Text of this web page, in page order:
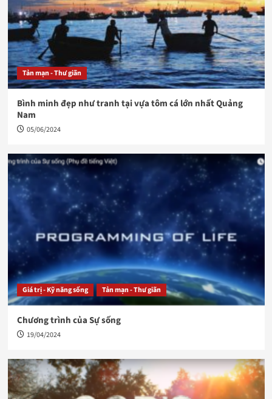
Tản mạn - Thư giãn
Bình minh đẹp như tranh tại vựa tôm cá lớn nhất Quảng
Nam
05/06/2024
Giá trị - Kỹ năng sống Tản mạn - Thư giãn
Chương trình của Sự sống
19/04/2024